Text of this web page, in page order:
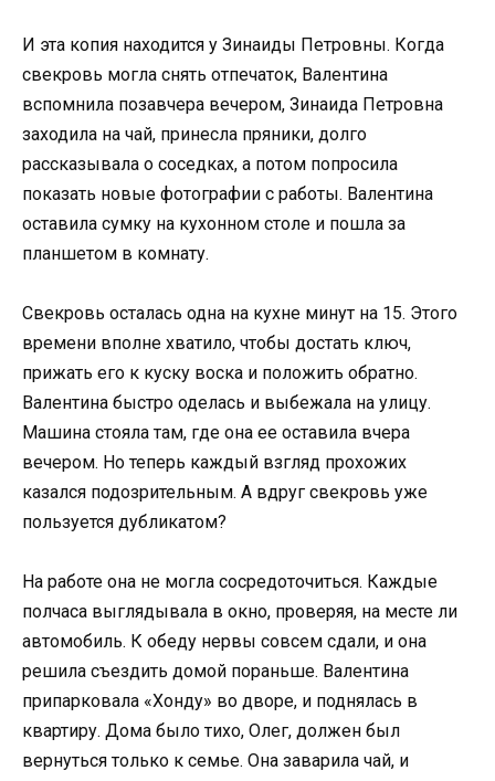
И эта копия находится у Зинаиды Петровны. Когда
свекровь могла снять отпечаток, Валентина
вспомнила позавчера вечером, Зинаида Петровна
заходила на чай, принесла пряники, долго
рассказывала о соседках, а потом попросила
показать новые фотографии с работы. Валентина
оставила сумку на кухонном столе и пошла за
планшетом в комнату.
Свекровь осталась одна на кухне минут на 15. Этого
времени вполне хватило, чтобы достать ключ,
прижать его к куску воска и положить обратно.
Валентина быстро оделась и выбежала на улицу.
Машина стояла там, где она ее оставила вчера
вечером. Но теперь каждый взгляд прохожих
казался подозрительным. А вдруг свекровь уже
пользуется дубликатом?
На работе она не могла сосредоточиться. Каждые
полчаса выглядывала в окно, проверяя, на месте ли
автомобиль. К обеду нервы совсем сдали, и она
решила съездить домой пораньше. Валентина
припарковала «Хонду» во дворе, и поднялась в
квартиру. Дома было тихо, Олег, должен был
вернуться только к семье. Она заварила чай, и